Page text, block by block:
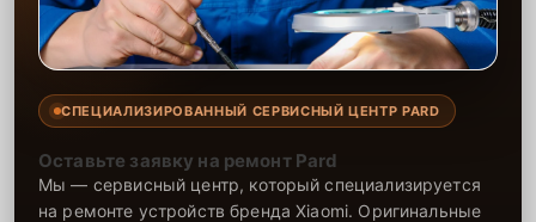
СПЕЦИАЛИЗИРОВАННЫЙ СЕРВИСНЫЙ ЦЕНТР PARD
Оставьте заявку на ремонт Pard
Мы — сервисный центр, который специализируется
на ремонте устройств бренда Xiaomi. Оригинальные